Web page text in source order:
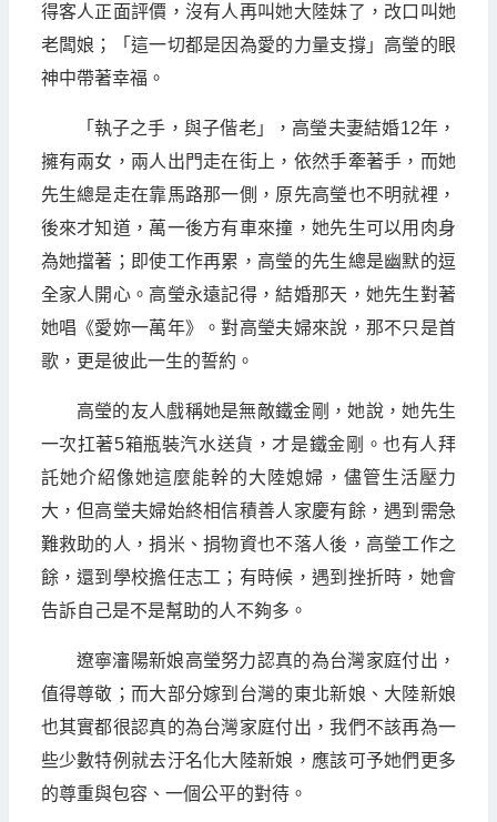
得客人正面評價，沒有人再叫她大陸妹了，改口叫她
老闆娘；「這一切都是因為愛的力量支撐」高瑩的眼
神中帶著幸福。
「執子之手，與子偕老」，高瑩夫妻結婚12年，
擁有兩女，兩人出門走在街上，依然手牽著手，而她
先生總是走在靠馬路那一側，原先高瑩也不明就裡，
後來才知道，萬一後方有車來撞，她先生可以用肉身
為她擋著；即使工作再累，高瑩的先生總是幽默的逗
全家人開心。高瑩永遠記得，結婚那天，她先生對著
她唱《愛妳一萬年》。對高瑩夫婦來說，那不只是首
歌，更是彼此一生的誓約。
高瑩的友人戲稱她是無敵鐵金剛，她說，她先生
一次扛著5箱瓶裝汽水送貨，才是鐵金剛。也有人拜
託她介紹像她這麼能幹的大陸媳婦，儘管生活壓力
大，但高瑩夫婦始終相信積善人家慶有餘，遇到需急
難救助的人，捐米、捐物資也不落人後，高瑩工作之
餘，還到學校擔任志工；有時候，遇到挫折時，她會
告訴自己是不是幫助的人不夠多。
遼寧瀋陽新娘高瑩努力認真的為台灣家庭付出，
值得尊敬；而大部分嫁到台灣的東北新娘、大陸新娘
也其實都很認真的為台灣家庭付出，我們不該再為一
些少數特例就去汙名化大陸新娘，應該可予她們更多
的尊重與包容、一個公平的對待。